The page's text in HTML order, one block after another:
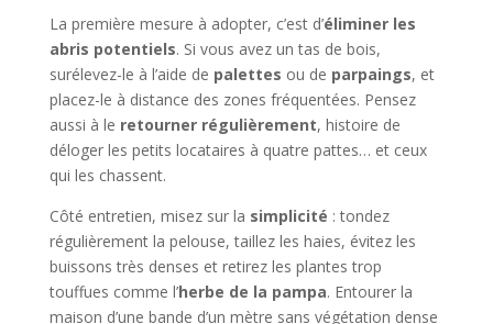
La première mesure à adopter, c’est d’éliminer les
abris potentiels. Si vous avez un tas de bois,
surélevez-le à l’aide de palettes ou de parpaings, et
placez-le à distance des zones fréquentées. Pensez
aussi à le retourner régulièrement, histoire de
déloger les petits locataires à quatre pattes… et ceux
qui les chassent.
Côté entretien, misez sur la simplicité : tondez
régulièrement la pelouse, taillez les haies, évitez les
buissons très denses et retirez les plantes trop
touffues comme l’herbe de la pampa. Entourer la
maison d’une bande d’un mètre sans végétation dense